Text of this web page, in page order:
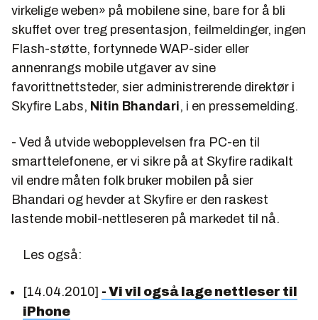
virkelige weben» på mobilene sine, bare for å bli
skuffet over treg presentasjon, feilmeldinger, ingen
Flash-støtte, fortynnede WAP-sider eller
annenrangs mobile utgaver av sine
favorittnettsteder, sier administrerende direktør i
Skyfire Labs, Nitin Bhandari, i en pressemelding.
- Ved å utvide webopplevelsen fra PC-en til
smarttelefonene, er vi sikre på at Skyfire radikalt
vil endre måten folk bruker mobilen på sier
Bhandari og hevder at Skyfire er den raskest
lastende mobil-nettleseren på markedet til nå.
Les også:
[14.04.2010] - Vi vil også lage nettleser til
iPhone